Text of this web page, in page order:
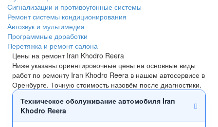
Сигнализации и противоугонные системы
Ремонт системы кондиционирования
Автозвук и мультимедиа
Программные доработки
Перетяжка и ремонт салона
Цены на ремонт Iran Khodro Reera
Ниже указаны ориентировочные цены на основные виды
работ по ремонту Iran Khodro Reera в нашем автосервисе в
Оренбурге. Точную стоимость назовём после диагностики.
Техническое обслуживание автомобиля Iran
Khodro Reera